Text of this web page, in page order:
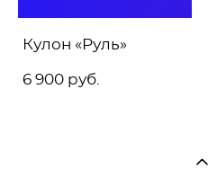
Кулон «Руль»
6 900 pуб.